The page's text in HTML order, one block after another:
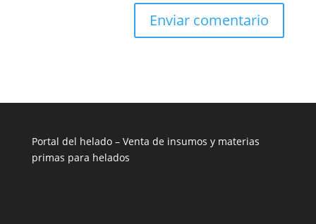
Portal del helado – Venta de insumos y materias
primas para helados